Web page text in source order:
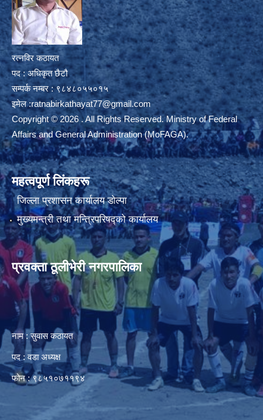
रत्नविर कठायत
पद : अधिकृत छैटौ
सम्पर्क नम्बर : ९८४८०५५०१५
इमेल :ratnabirkathayat77@gmail.com
Copyright © 2026 . All Rights Reserved. Ministry of Federal
Affairs and General Administration (MoFAGA).
महत्वपूर्ण लिंकहरू
जिल्ला प्रशासन कार्यालय डाेल्पा
मुख्यमन्त्री तथा मन्त्रिपरिषद्को कार्यालय
प्रवक्ता ठूलीभेरी नगरपालिका
नाम : सुवास कठायत
पद : वडा अध्यक्ष
फोन : ९८५१०७११९४